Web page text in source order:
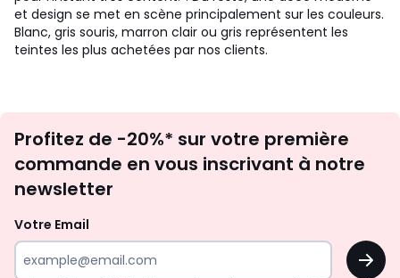
et design se met en scène principalement sur les couleurs.
Blanc, gris souris, marron clair ou gris représentent les
teintes les plus achetées par nos clients.
newsletter
Profitez de -20%* sur votre première
commande en vous inscrivant à notre
newsletter
Votre Email
OK